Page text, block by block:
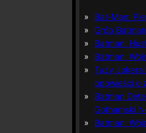
Bat-Man:
Grób
Batman:
Batman:
Tuzy
opowieści o
Batman
Gothamski
Batman: